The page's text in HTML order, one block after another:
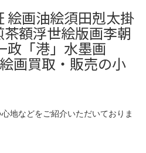
絵画油絵須田剋太掛
額浮世絵版画李朝
政「港」水墨画
画買取・販売の小
地などをご紹介いただいておりま